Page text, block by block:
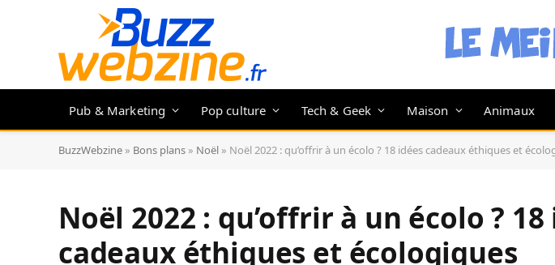
Pub & Marketing Pop culture Tech & Geek Maison Animaux
BuzzWebzine » Bons plans » Noël » Noël 2022 : qu’offrir à un écolo ? 18 idées cadeaux éthiques et
Noël 2022 : qu’offrir à un écolo ? 18
cadeaux éthiques et écologiques